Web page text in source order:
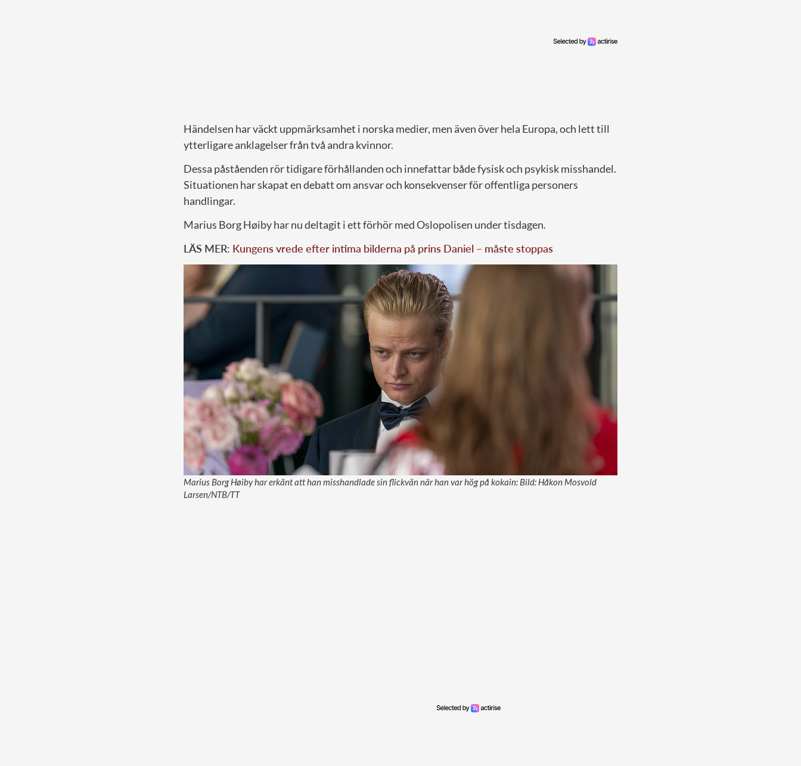
Händelsen har väckt uppmärksamhet i norska medier, men även över hela Europa, och lett till
ytterligare anklagelser från två andra kvinnor.
Dessa påståenden rör tidigare förhållanden och innefattar både fysisk och psykisk misshandel.
Situationen har skapat en debatt om ansvar och konsekvenser för offentliga personers
handlingar.
Marius Borg Høiby har nu deltagit i ett förhör med Oslopolisen under tisdagen.
LÄS MER: Kungens vrede efter intima bilderna på prins Daniel – måste stoppas
Marius Borg Høiby har erkänt att han misshandlade sin flickvän när han var hög på kokain: Bild: Håkon Mosvold
Larsen/NTB/TT